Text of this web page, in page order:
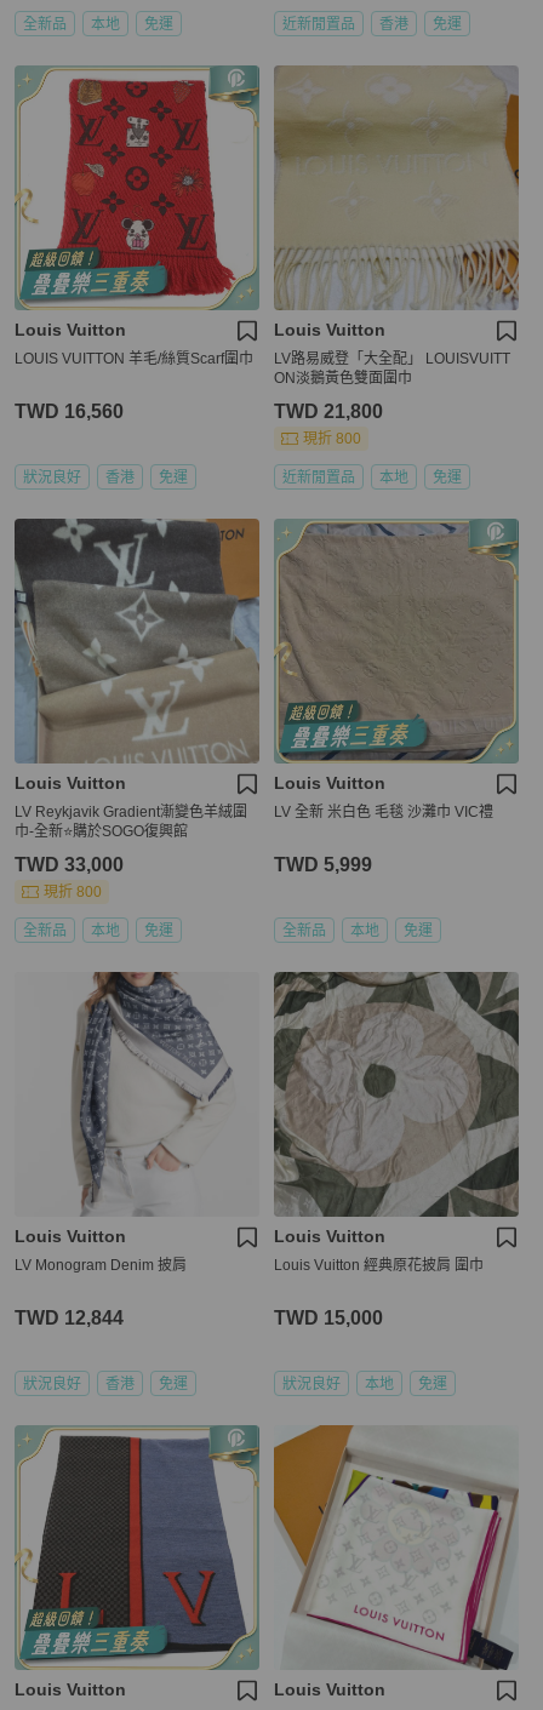
全新品 本地 免運 近新閒置品 香港 免運
Louis Vuitton
LOUIS VUITTON 羊毛/絲質Scarf圍巾
TWD 16,560
狀況良好 香港 免運
Louis Vuitton
LV路易威登「大全配」 LOUISVUITT
ON淡鵝黃色雙面圍巾
TWD 21,800
現折 800
近新閒置品 本地 免運
Louis Vuitton
LV Reykjavik Gradient漸變色羊絨圍
巾-全新⭐️購於SOGO復興館
TWD 33,000
現折 800
全新品 本地 免運
Louis Vuitton
LV 全新 米白色 毛毯 沙灘巾 VIC禮
TWD 5,999
全新品 本地 免運
Louis Vuitton
LV Monogram Denim 披肩
TWD 12,844
狀況良好 香港 免運
Louis Vuitton
Louis Vuitton 經典原花披肩 圍巾
TWD 15,000
狀況良好 本地 免運
Louis Vuitton Louis Vuitton